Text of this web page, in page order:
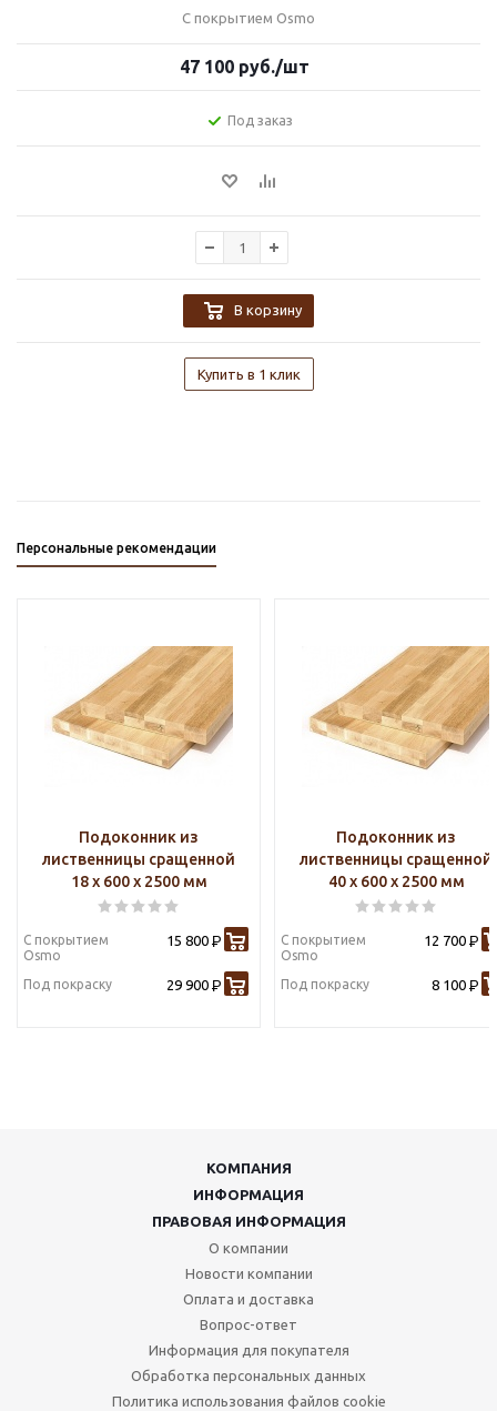
С покрытием Osmo
47 100 руб./шт
Под заказ
В корзину
Купить в 1 клик
Персональные рекомендации
Подоконник из
лиственницы сращенной
18 х 600 х 2500 мм
С покрытием
Osmo
15 800 Р
Под покраску 29 900 Р
Подоконник из
лиственницы сращенной
40 х 600 х 2500 мм
С покрытием
Osmo
12 700 Р
Под покраску 8 100 Р
КОМПАНИЯ
ИНФОРМАЦИЯ
ПРАВОВАЯ ИНФОРМАЦИЯ
О компании
Новости компании
Оплата и доставка
Вопрос-ответ
Информация для покупателя
Обработка персональных данных
Политика использования файлов cookie